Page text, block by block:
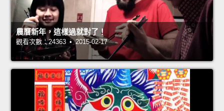
農曆新年，這樣過就對了！
觀看次數：24363 • 2015-02-17